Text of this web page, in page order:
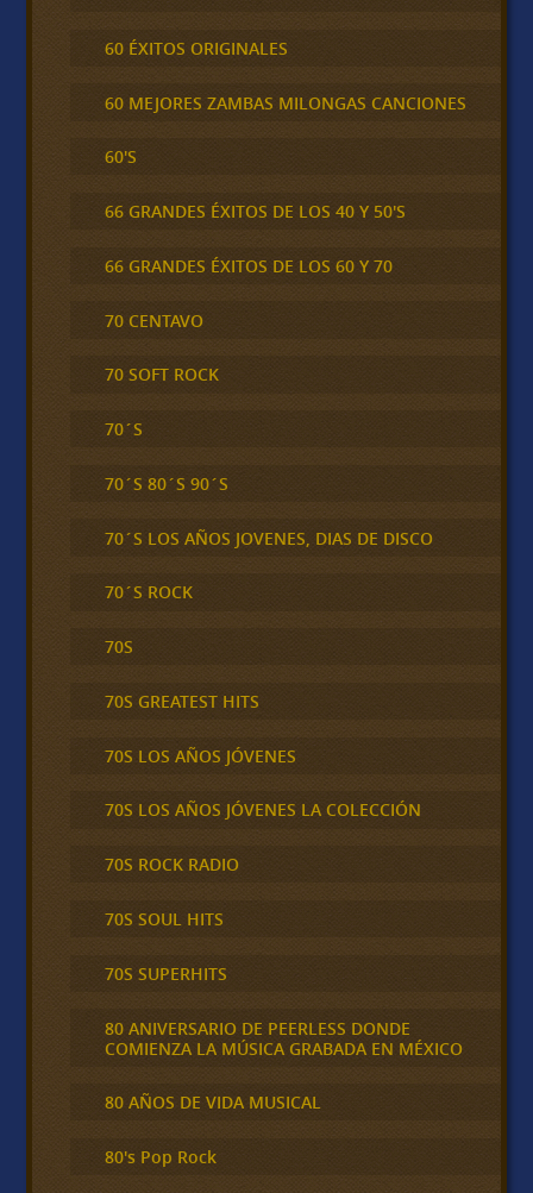
60 ÉXITOS ORIGINALES
60 MEJORES ZAMBAS MILONGAS CANCIONES
60'S
66 GRANDES ÉXITOS DE LOS 40 Y 50'S
66 GRANDES ÉXITOS DE LOS 60 Y 70
70 CENTAVO
70 SOFT ROCK
70´S
70´S 80´S 90´S
70´S LOS AÑOS JOVENES, DIAS DE DISCO
70´S ROCK
70S
70S GREATEST HITS
70S LOS AÑOS JÓVENES
70S LOS AÑOS JÓVENES LA COLECCIÓN
70S ROCK RADIO
70S SOUL HITS
70S SUPERHITS
80 ANIVERSARIO DE PEERLESS DONDE
COMIENZA LA MÚSICA GRABADA EN MÉXICO
80 AÑOS DE VIDA MUSICAL
80's Pop Rock